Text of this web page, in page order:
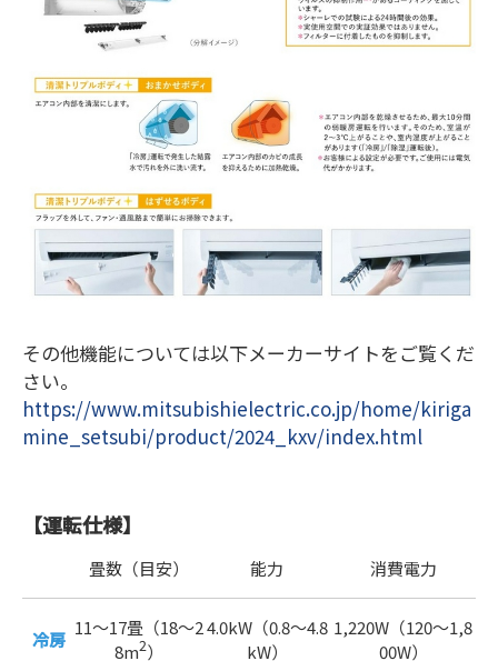
その他機能については以下メーカーサイトをご覧くだ
さい。
https://www.mitsubishielectric.co.jp/home/kiriga
mine_setsubi/product/2024_kxv/index.html
【運転仕様】
畳数（目安） 能力 消費電力
冷房
11～17畳（18～2
8m2）
4.0kW（0.8～4.8
kW）
1,220W（120～1,8
00W）